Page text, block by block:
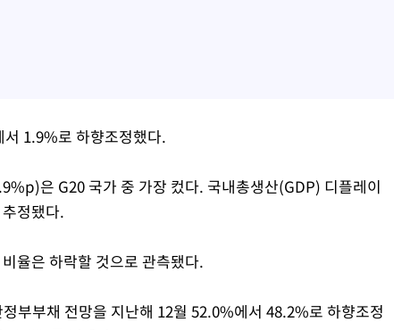
1.9%로 하향조정했다.
은 G20 국가 중 가장 컸다. 국내총생산(GDP) 디플레이
정됐다.
율은 하락할 것으로 관측됐다.
부부채 전망을 지난해 12월 52.0%에서 48.2%로 하향조정